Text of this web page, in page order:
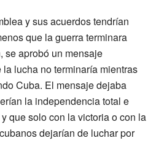
y sus acuerdos tendrían
que la guerra terminara
se aprobó un mensaje
lucha no terminaría mientras
Cuba. El mensaje dejaba
la independencia total e
que solo con la victoria o con la
dejarían de luchar por